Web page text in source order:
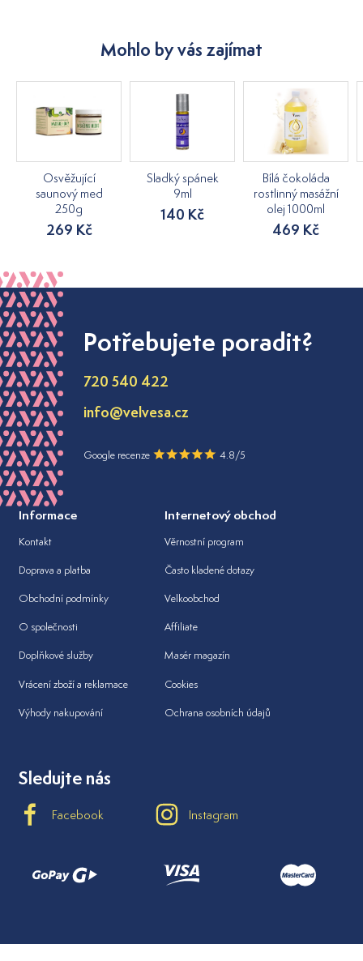
Mohlo by vás zajímat
Osvěžující
saunový med
250g
269 Kč
Sladký spánek
9ml
140 Kč
Bílá čokoláda
rostlinný masážní
olej 1000ml
469 Kč
Potřebujete poradit?
720 540 422
info@velvesa.cz
Google recenze 4.8/5
Informace
Kontakt
Doprava a platba
Obchodní podmínky
O společnosti
Doplňkové služby
Vrácení zboží a reklamace
Výhody nakupování
Internetový obchod
Věrnostní program
Často kladené dotazy
Velkoobchod
Affiliate
Masér magazín
Cookies
Ochrana osobních údajů
Sledujte nás
Facebook Instagram